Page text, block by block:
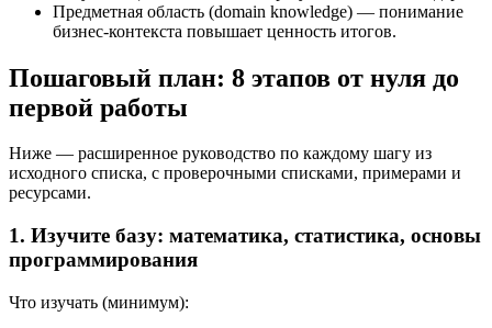
Предметная область (domain knowledge) — понимание
бизнес-контекста повышает ценность итогов.
Пошаговый план: 8 этапов от нуля до
первой работы
Ниже — расширенное руководство по каждому шагу из
исходного списка, с проверочными списками, примерами и
ресурсами.
1. Изучите базу: математика, статистика, основы
программирования
Что изучать (минимум):